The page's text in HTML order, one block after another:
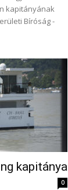
kapitányának
Bíróság -
kapitánya
0